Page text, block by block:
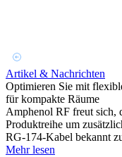
Artikel & Nachrichten
Optimieren Sie mit
für kompakte Räume
Amphenol RF freut sich,
Produktreihe um
RG-174-Kabel bekannt
Mehr lesen